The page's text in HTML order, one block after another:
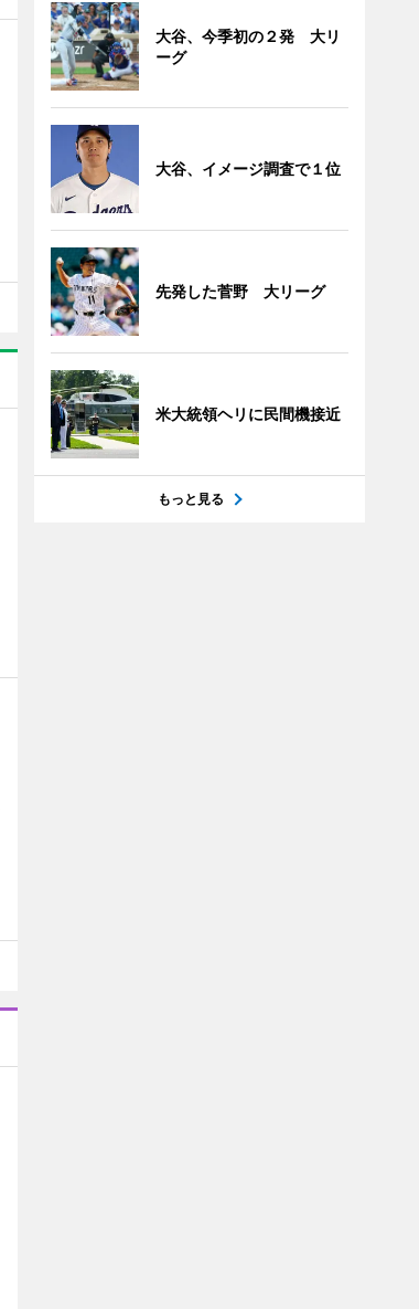
大谷、今季初の２発 大リ
ーグ
大谷、イメージ調査で１位
先発した菅野 大リーグ
米大統領ヘリに民間機接近
もっと見る